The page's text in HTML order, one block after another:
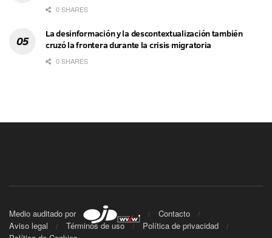
0 SHARES
La desinformación y la descontextualización también
cruzó la frontera durante la crisis migratoria
0 SHARES
Medio auditado por
Contacto
Aviso legal
Términos de uso
Política de privacidad